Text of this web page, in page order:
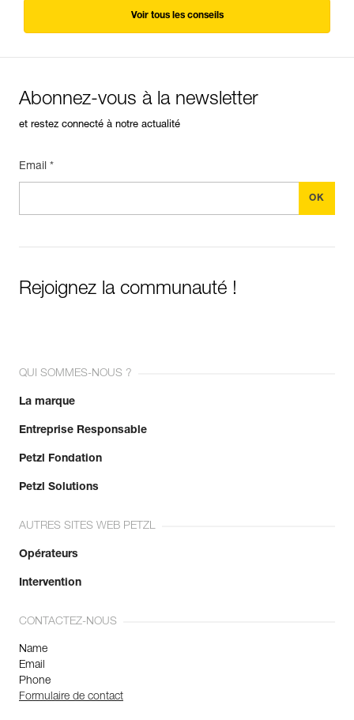
Voir tous les conseils
Abonnez-vous à la newsletter
et restez connecté à notre actualité
Email *
Rejoignez la communauté !
QUI SOMMES-NOUS ?
La marque
Entreprise Responsable
Petzl Fondation
Petzl Solutions
AUTRES SITES WEB PETZL
Opérateurs
Intervention
CONTACTEZ-NOUS
Name
Email
Phone
Formulaire de contact